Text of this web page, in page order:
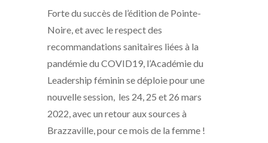
Forte du succès de l’édition de Pointe-
Noire, et avec le respect des
recommandations sanitaires liées à la
pandémie du COVID19, l’Académie du
Leadership féminin se déploie pour une
nouvelle session, les 24, 25 et 26 mars
2022, avec un retour aux sources à
Brazzaville, pour ce mois de la femme !